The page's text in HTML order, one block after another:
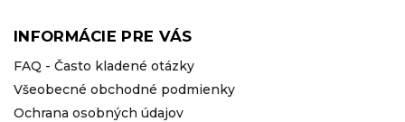
INFORMÁCIE PRE VÁS
FAQ - Často kladené otázky
Všeobecné obchodné podmienky
Ochrana osobných údajov